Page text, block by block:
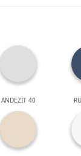
ANDEZİT 40